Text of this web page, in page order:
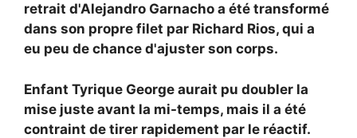
retrait d'Alejandro Garnacho a été transformé
dans son propre filet par Richard Rios, qui a
eu peu de chance d'ajuster son corps.
Enfant Tyrique George aurait pu doubler la
mise juste avant la mi-temps, mais il a été
contraint de tirer rapidement par le réactif.